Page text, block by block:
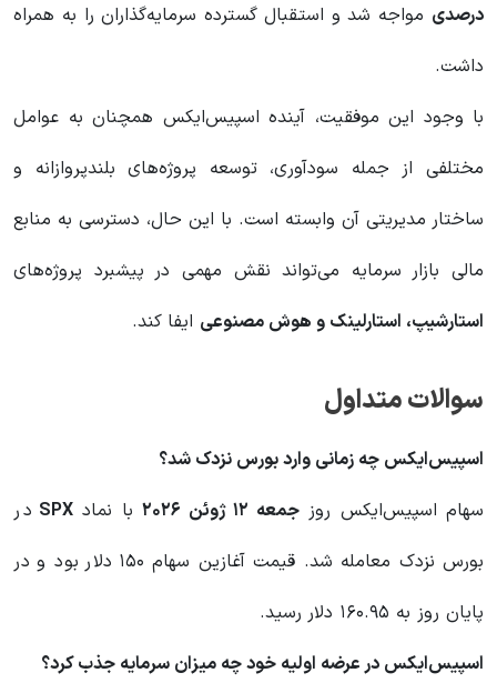
درصدی مواجه شد و استقبال گسترده سرمایه‌گذاران را به همراه
داشت.
با وجود این موفقیت، آینده اسپیس‌ایکس همچنان به عوامل
مختلفی از جمله سودآوری، توسعه پروژه‌های بلندپروازانه و
ساختار مدیریتی آن وابسته است. با این حال، دسترسی به منابع
مالی بازار سرمایه می‌تواند نقش مهمی در پیشبرد پروژه‌های
استارشیپ، استارلینک و هوش مصنوعی ایفا کند.
سوالات متداول
اسپیس‌ایکس چه زمانی وارد بورس نزدک شد؟
سهام اسپیس‌ایکس روزجمعه ۱۲ ژوئن ۲۰۲۶ با نمادSPX در
بورس نزدک معامله شد. قیمت آغازین سهام ۱۵۰ دلار بود و در
پایان روز به ۱۶۰.۹۵ دلار رسید.
اسپیس‌ایکس در عرضه اولیه خود چه میزان سرمایه جذب کرد؟